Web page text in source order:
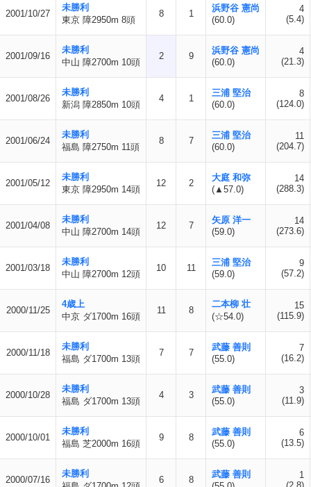
2001/10/27
未勝利
東京 障2950m 8頭
8 1
浜野谷 憲尚
(60.0)
4
(5.4)
2001/09/16
未勝利
中山 障2700m 10頭
2 9
浜野谷 憲尚
(60.0)
4
(21.3)
2001/08/26
未勝利
新潟 障2850m 10頭
4 1
三浦 堅治
(60.0)
8
(124.0)
2001/06/24
未勝利
福島 障2750m 11頭
8 7
三浦 堅治
(60.0)
11
(204.7)
2001/05/12
未勝利
東京 障2950m 14頭
12 2
大庭 和弥
(▲57.0)
14
(288.3)
2001/04/08
未勝利
中山 障2700m 14頭
12 7
矢原 洋一
(59.0)
14
(273.6)
2001/03/18
未勝利
中山 障2700m 12頭
10 11
三浦 堅治
(59.0)
9
(57.2)
2000/11/25
4歳上
中京 ダ1700m 16頭
11 8
二本柳 壮
(☆54.0)
15
(115.9)
2000/11/18
未勝利
福島 ダ1700m 13頭
7 7
武藤 善則
(55.0)
7
(16.2)
2000/10/28
未勝利
福島 ダ1700m 13頭
4 3
武藤 善則
(55.0)
3
(11.9)
2000/10/01
未勝利
福島 芝2000m 16頭
9 8
武藤 善則
(55.0)
6
(13.5)
2000/07/16
未勝利
6 8
武藤 善則
1